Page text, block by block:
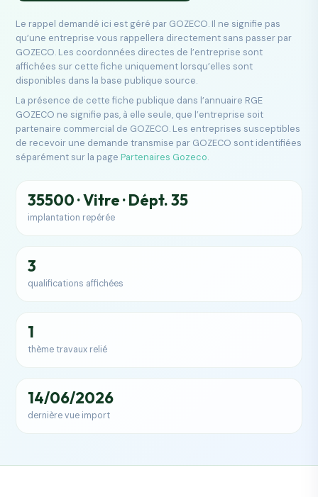
Le rappel demandé ici est géré par GOZECO. Il ne signifie pas
qu’une entreprise vous rappellera directement sans passer par
GOZECO. Les coordonnées directes de l’entreprise sont
affichées sur cette fiche uniquement lorsqu’elles sont
disponibles dans la base publique source.
La présence de cette fiche publique dans l’annuaire RGE
GOZECO ne signifie pas, à elle seule, que l’entreprise soit
partenaire commercial de GOZECO. Les entreprises susceptibles
de recevoir une demande transmise par GOZECO sont identifiées
séparément sur la pagePartenaires Gozeco.
35500 · Vitre · Dépt. 35
implantation repérée
3
qualifications affichées
1
thème travaux relié
14/06/2026
dernière vue import